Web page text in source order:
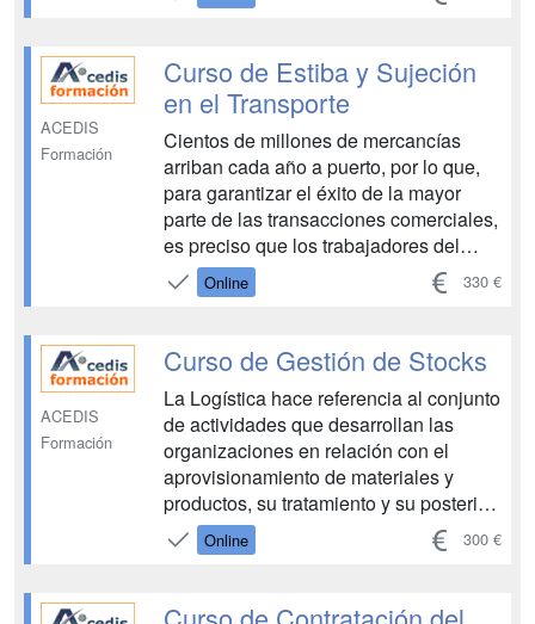
general del curso es capacitar a los
necesi...
ACEDIS
Formación
Curso de Estiba y Sujeción
en el Transporte
Cientos de millones de mercancías
arriban cada año a puerto, por lo que,
para garantizar el éxito de la mayor
parte de las transacciones comerciales,
es preciso que los trabajadores del
sector de la estiba conozcan cómo
evitar los daños y las consecuentes
Para ello, a lo largo de este cur...
Online 330 €
ACEDIS
Formación
Curso de Gestión de Stocks
La Logística hace referencia al conjunto
de actividades que desarrollan las
organizaciones en relación con el
aprovisionamiento de materiales y
productos, su tratamiento y su posterior
incorporación a un proceso de
fabricación, para obtener un producto
mismo y su distribución. Los aprovi...
Online 300 €